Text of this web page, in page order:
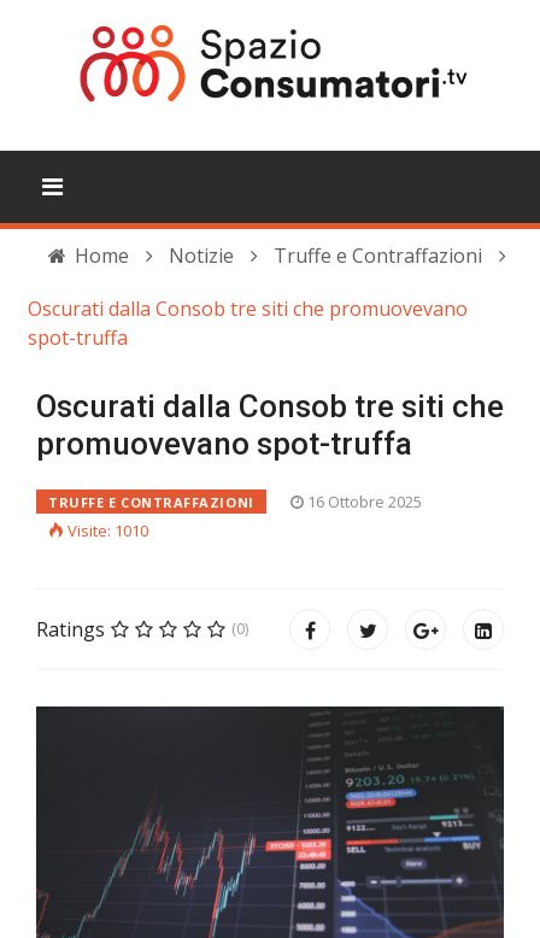
Home Notizie
Truffe e Contraffazioni
Oscurati dalla Consob tre siti che promuovevano
spot-truffa
Oscurati dalla Consob tre siti che
promuovevano spot-truffa
TRUFFE E CONTRAFFAZIONI
16 Ottobre 2025
Visite: 1010
Ratings (0)